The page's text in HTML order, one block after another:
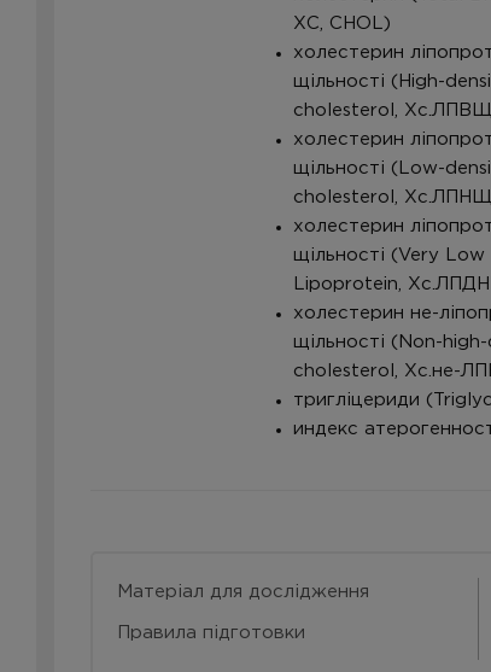
ХС, CHOL)
холестерин
щільності (High-
cholesterol,
холестерин
щільності (Low-
cholesterol,
холестерин
щільності (Very Low
Lipoprotein,
холестерин не-
щільності (Non-
cholesterol, Хс.не-
тригліцериди
индекс
Матеріал для дослідження
Правила підготовки